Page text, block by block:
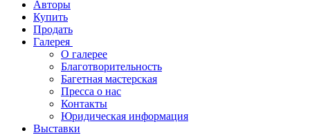
Авторы
Купить
Продать
Галерея
О галерее
Благотворительность
Багетная мастерская
Пресса о нас
Контакты
Юридическая информация
Выставки